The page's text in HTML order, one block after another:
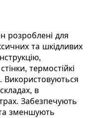
розроблені для
та шкідливих
термостійкі
Використовуються
в
Забезпечують
зменшують